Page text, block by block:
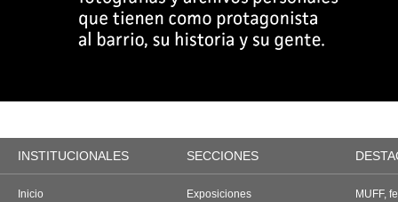
INSTITUCIONALES SECCIONES
Inicio
Exposiciones
MUFF,